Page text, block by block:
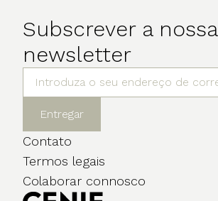
Subscrever a nossa
newsletter
Entregar
Contato
Termos legais
Colaborar connosco